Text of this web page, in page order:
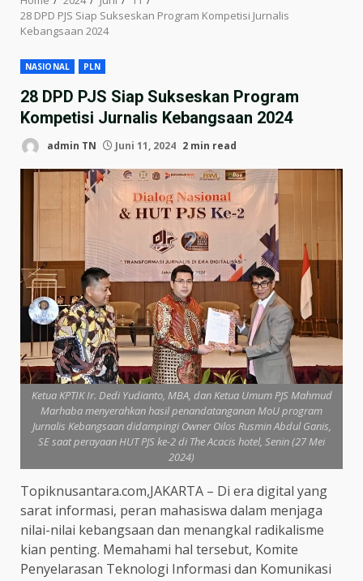
28 DPD PJS Siap Sukseskan Program Kompetisi Jurnalis
Kebangsaan 2024
NASIONAL PLN
28 DPD PJS Siap Sukseskan Program
Kompetisi Jurnalis Kebangsaan 2024
admin TN Juni 11, 2024 2 min read
Ketua KPTIK Ir. Dedi Yudianto, MBA, dan Ketua Umum PJS Mahmud
Marhaba menyerahkan hasil penandatanganan MoU program
Jurnalis Kebangsaan didampingi Owner Oilos Rusmin Abdul Ganis,
SE saat perayaan HUT PJS ke-2 di The Acacis hotel, Senin (27 Mei
2024)
Topiknusantara.com,JAKARTA – Di era digital yang
sarat informasi, peran mahasiswa dalam menjaga
nilai-nilai kebangsaan dan menangkal radikalisme
kian penting. Memahami hal tersebut, Komite
Penyelarasan Teknologi Informasi dan Komunikasi